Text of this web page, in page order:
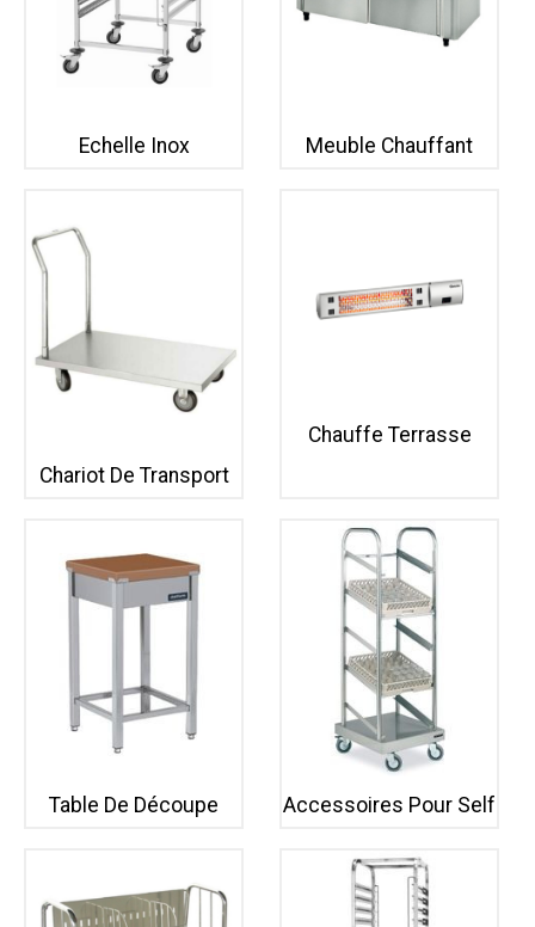
Echelle Inox Meuble Chauffant
Chariot De Transport
Chauffe Terrasse
Table De Découpe Accessoires Pour Self